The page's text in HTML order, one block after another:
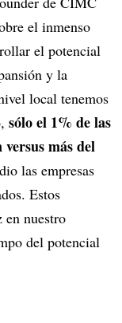
el inmenso
el potencial
y la
local tenemos
sólo el 1% de las
más del
las empresas
Estos
en nuestro
del potencial